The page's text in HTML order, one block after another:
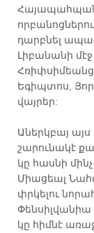
դարբնել
Լիբանանի մէջ
Հռիփսիմեանց
Եգիպտոս,
վայրեր:
Աներկբայ
շարունակէ
կը հասնի
Միացեալ
փրկելու
կը հիմնէ